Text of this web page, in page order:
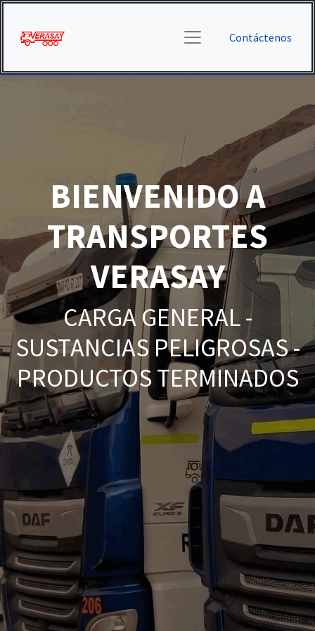
Contáctenos
BIENVENIDO A
TRANSPORTES
VERASAY
CARGA GENERAL -
SUSTANCIAS PELIGROSAS -
PRODUCTOS TERMINADOS